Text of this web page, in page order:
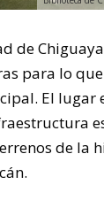
de
para lo
El lugar
de la